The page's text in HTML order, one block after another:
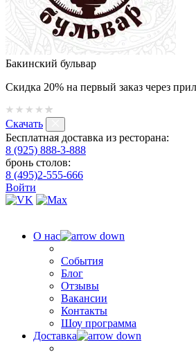
Бакинский бульвар
Скидка 20% на первый заказ через
Скачать
Бесплатная доставка из ресторана:
8 (925) 888-3-888
бронь столов:
8 (495)2-555-666
Войти
О нас
События
Блог
Отзывы
Вакансии
Контакты
Шоу программа
Доставка